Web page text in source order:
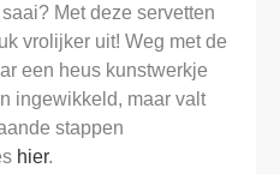
Met deze servetten
vrolijker uit! Weg met de
een heus kunstwerkje
ingewikkeld, maar valt
stappen
hier.